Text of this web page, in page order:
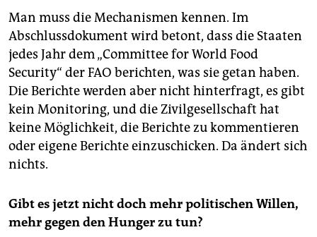
shop
fragen & hilfe
unterstützen
abo
genossenschaft
epaper login
Man muss die Mechanismen kennen. Im
Abschlussdokument wird betont, dass die Staaten
jedes Jahr dem „Committee for World Food
Security“ der FAO berichten, was sie getan haben.
Die Berichte werden aber nicht hinterfragt, es gibt
kein Monitoring, und die Zivilgesellschaft hat
keine Möglichkeit, die Berichte zu kommentieren
oder eigene Berichte einzuschicken. Da ändert sich
nichts.
Gibt es jetzt nicht doch mehr politischen Willen,
mehr gegen den Hunger zu tun?